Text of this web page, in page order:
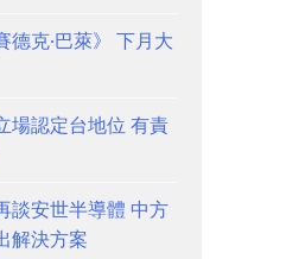
德克·巴萊》 下月大
場認定台地位 有責
談安世半導體 中方
解決方案